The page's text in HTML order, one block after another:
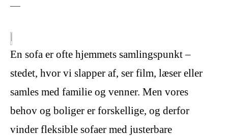
En sofa er ofte hjemmets samlingspunkt –
stedet, hvor vi slapper af, ser film, læser eller
samles med familie og venner. Men vores
behov og boliger er forskellige, og derfor
vinder fleksible sofaer med justerbare